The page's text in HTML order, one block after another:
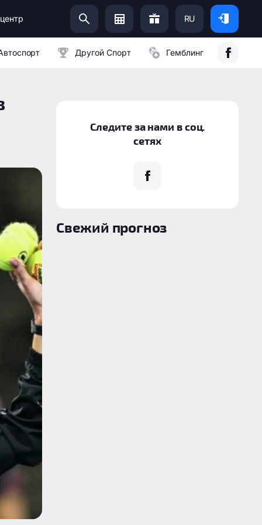
RU
Другой Спорт Гемблинг
Следите за нами в соц.
сетях
Свежий прогноз